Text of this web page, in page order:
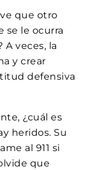
que otro
se le ocurra
A veces, la
y crear
defensiva
¿cuál es
heridos. Su
al 911 si
que